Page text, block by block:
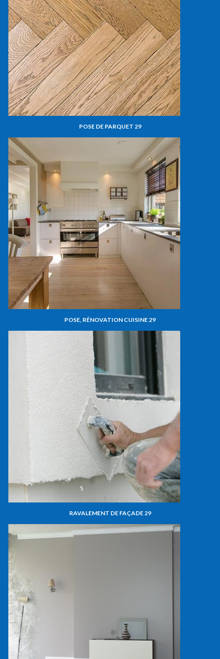
POSE DE PARQUET 29
POSE, RÉNOVATION CUISINE 29
RAVALEMENT DE FAÇADE 29